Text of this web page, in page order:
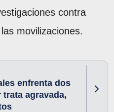
contra
movilizaciones.
enfrenta dos
agravada,